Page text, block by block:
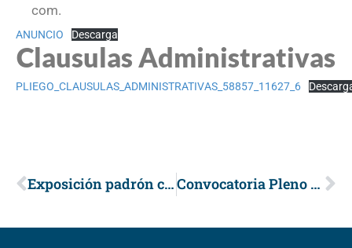
com.
ANUNCIO Descarga
Clausulas Administrativas
PLIEGO_CLAUSULAS_ADMINISTRATIVAS_58857_11627_6
Exposición padrón contributivo Impuesto sobre Actividades Económicas 2025 Convocatoria Pleno Ordinario, 14 de Julio de 2025.